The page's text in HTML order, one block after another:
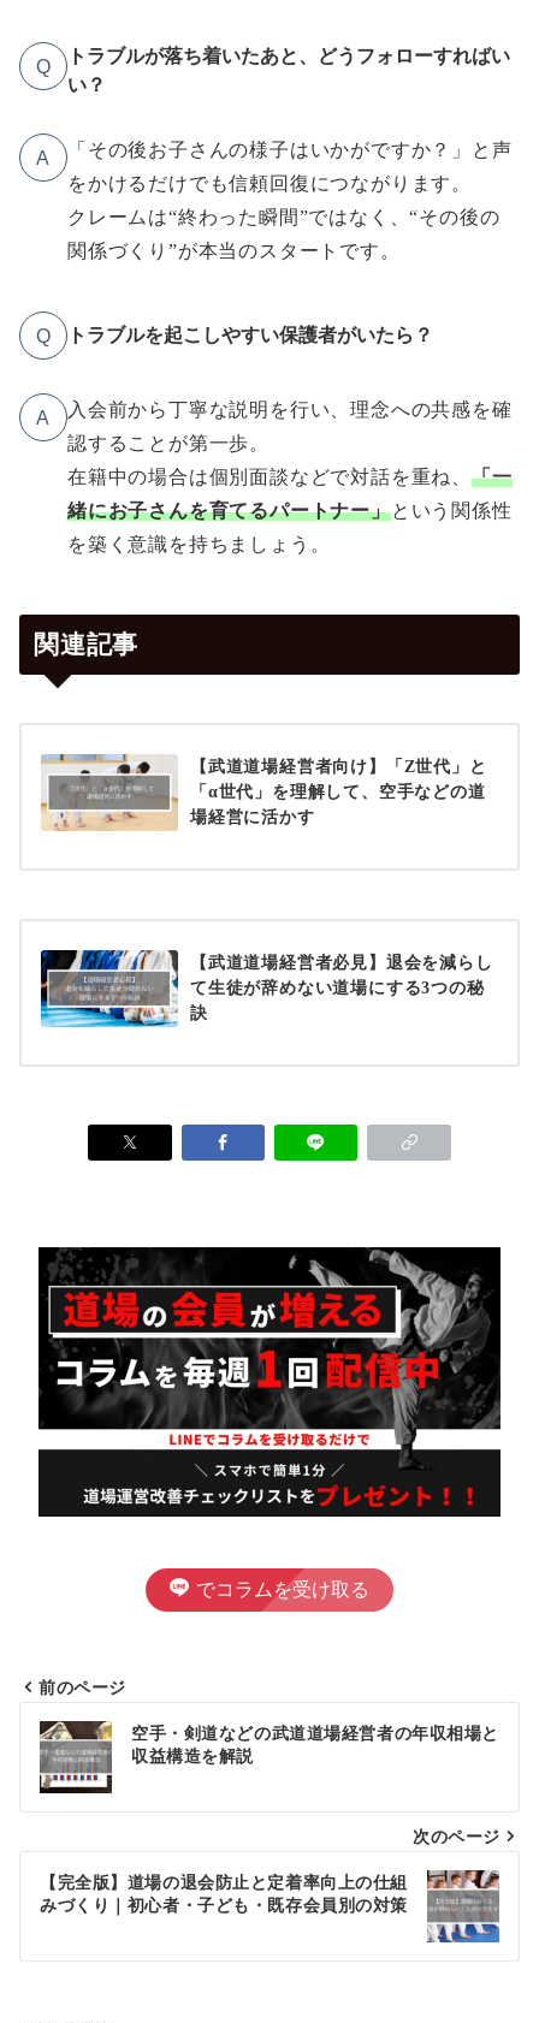
Q
トラブルが落ち着いたあと、どうフォローすればい
い？
A
「その後お子さんの様子はいかがですか？」と声
をかけるだけでも信頼回復につながります。
クレームは“終わった瞬間”ではなく、“その後の
関係づくり”が本当のスタートです。
Q トラブルを起こしやすい保護者がいたら？
A
入会前から丁寧な説明を行い、理念への共感を確
認することが第一歩。
在籍中の場合は個別面談などで対話を重ね、 「一
緒にお子さんを育てるパートナー」という関係性
を築く意識を持ちましょう。
関連記事
【武道道場経営者向け】「Z世代」と
「α世代」を理解して、空手などの道
場経営に活かす
【武道道場経営者必見】退会を減らし
て生徒が辞めない道場にする3つの秘
訣
でコラムを受け取る
投
稿
ナ
ビ
シ
前のページ
空手・剣道などの武道道場経営者の年収相場と
収益構造を解説
次のページ
【完全版】道場の退会防止と定着率向上の仕組
みづくり｜初心者・子ども・既存会員別の対策